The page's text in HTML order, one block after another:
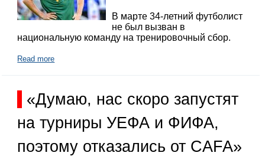
В марте 34-летний футболист
не был вызван в
национальную команду на тренировочный сбор.
Read more
«Думаю, нас скоро запустят
на турниры УЕФА и ФИФА,
поэтому отказались от CAFA»